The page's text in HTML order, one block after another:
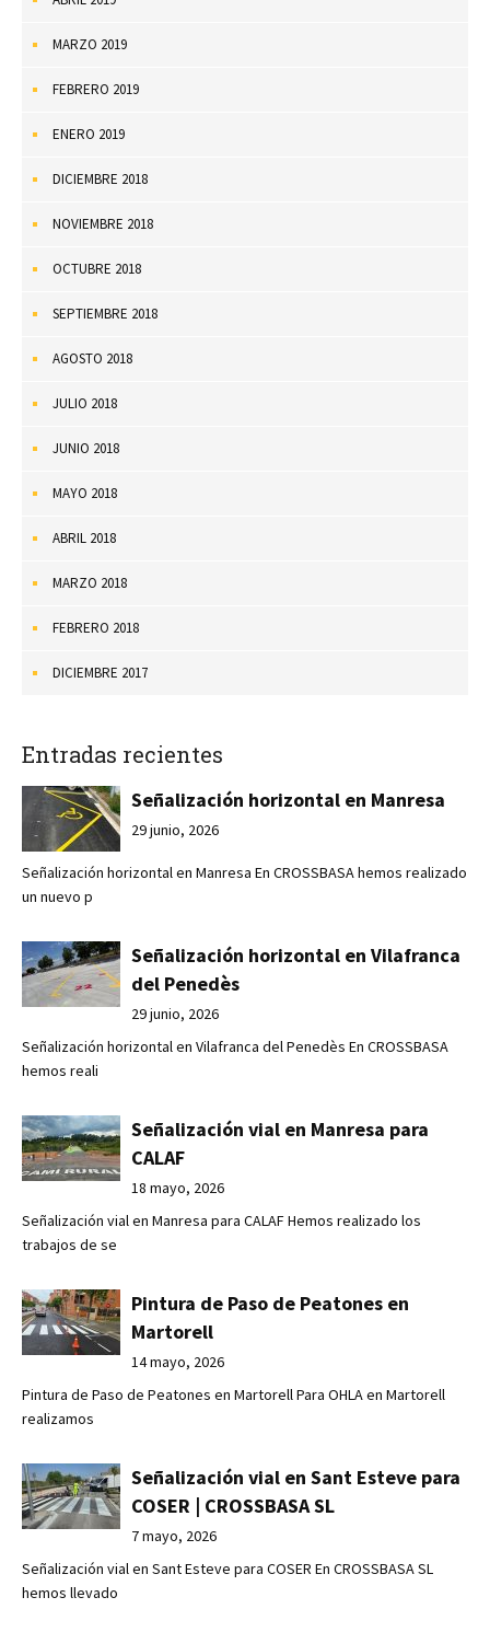
MARZO 2019
FEBRERO 2019
ENERO 2019
DICIEMBRE 2018
NOVIEMBRE 2018
OCTUBRE 2018
SEPTIEMBRE 2018
AGOSTO 2018
JULIO 2018
JUNIO 2018
MAYO 2018
ABRIL 2018
MARZO 2018
FEBRERO 2018
DICIEMBRE 2017
Entradas recientes
Señalización horizontal en Manresa
29 junio, 2026
Señalización horizontal en Manresa En CROSSBASA hemos realizado
un nuevo p
Señalización horizontal en Vilafranca
del Penedès
29 junio, 2026
Señalización horizontal en Vilafranca del Penedès En CROSSBASA
hemos reali
Señalización vial en Manresa para
CALAF
18 mayo, 2026
Señalización vial en Manresa para CALAF Hemos realizado los
trabajos de se
Pintura de Paso de Peatones en
Martorell
14 mayo, 2026
Pintura de Paso de Peatones en Martorell Para OHLA en Martorell
realizamos
Señalización vial en Sant Esteve para
COSER | CROSSBASA SL
7 mayo, 2026
Señalización vial en Sant Esteve para COSER En CROSSBASA SL
hemos llevado